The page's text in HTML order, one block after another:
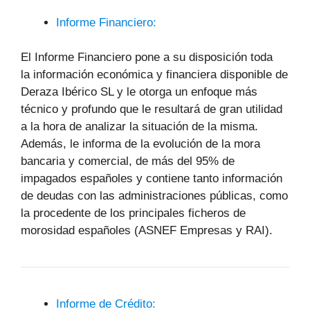
Informe Financiero:
El Informe Financiero pone a su disposición toda
la información económica y financiera disponible de
Deraza Ibérico SL y le otorga un enfoque más
técnico y profundo que le resultará de gran utilidad
a la hora de analizar la situación de la misma.
Además, le informa de la evolución de la mora
bancaria y comercial, de más del 95% de
impagados españoles y contiene tanto información
de deudas con las administraciones públicas, como
la procedente de los principales ficheros de
morosidad españoles (ASNEF Empresas y RAI).
Informe de Crédito: